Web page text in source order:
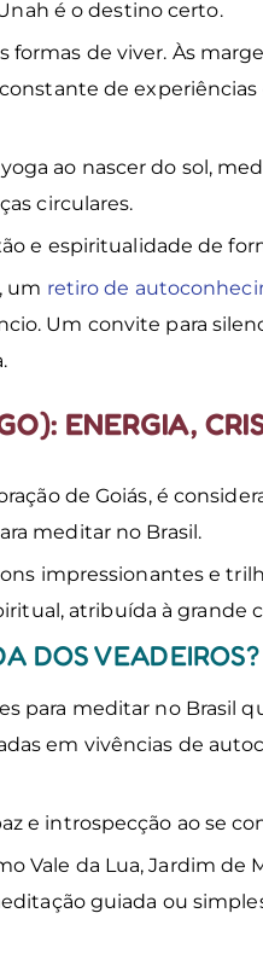
é o destino certo.
de viver. Às
de
ao nascer do sol,
circulares.
e espiritualidade de
um retiro de
Um convite para
ENERGIA,
de Goiás, é
meditar no Brasil.
impressionantes e
atribuída à grande
DOS VEADEIROS?
para meditar no Brasil
em vivências de
e introspecção ao se
Vale da Lua, Jardim de
guiada ou